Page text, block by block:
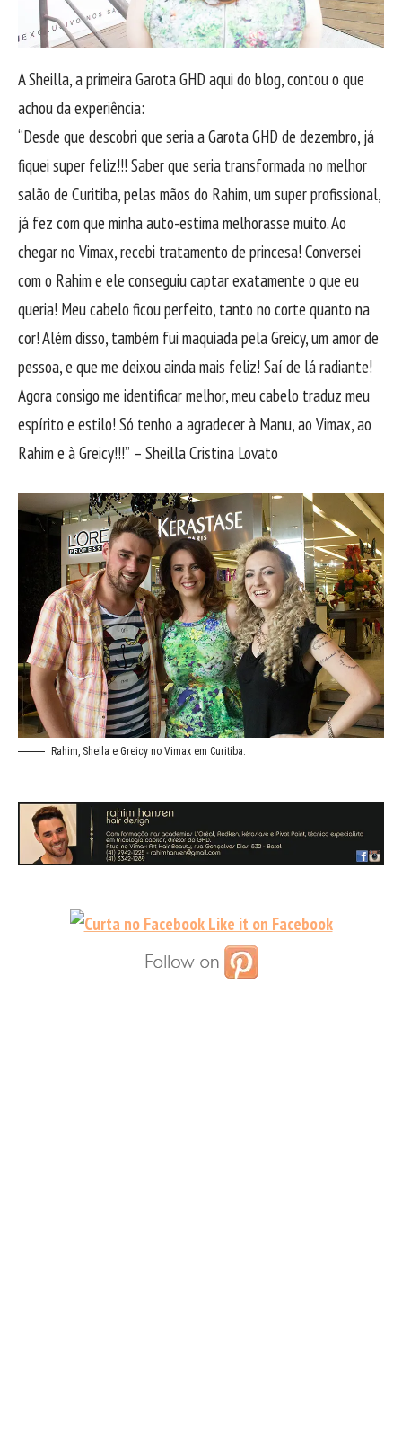
A Sheilla, a primeira Garota GHD aqui do blog, contou o que
achou da experiência:
“Desde que descobri que seria a Garota GHD de dezembro, já
fiquei super feliz!!! Saber que seria transformada no melhor
salão de Curitiba, pelas mãos do Rahim, um super profissional,
já fez com que minha auto-estima melhorasse muito. Ao
chegar no Vimax, recebi tratamento de princesa! Conversei
com o Rahim e ele conseguiu captar exatamente o que eu
queria! Meu cabelo ficou perfeito, tanto no corte quanto na
cor! Além disso, também fui maquiada pela Greicy, um amor de
pessoa, e que me deixou ainda mais feliz! Saí de lá radiante!
Agora consigo me identificar melhor, meu cabelo traduz meu
espírito e estilo! Só tenho a agradecer à Manu, ao Vimax, ao
Rahim e à Greicy!!!” – Sheilla Cristina Lovato
Rahim, Sheila e Greicy no Vimax em Curitiba.